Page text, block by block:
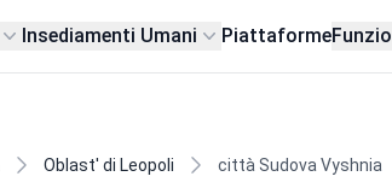
Insediamenti Umani Piattaforme
Oblast' di Leopoli città Sudova Vyshnia